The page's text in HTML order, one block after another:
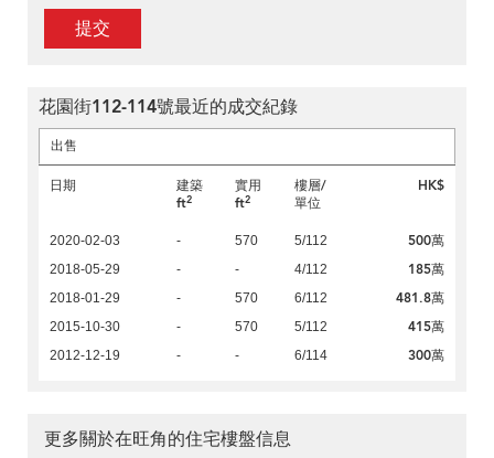
提交
花園街112-114號最近的成交紀錄
出售
日期
建築
ft2
實用
ft2
樓層/
單位
HK$
2020-02-03 - 570 5/112 500萬
2018-05-29 - - 4/112 185萬
2018-01-29 - 570 6/112 481.8萬
2015-10-30 - 570 5/112 415萬
2012-12-19 - - 6/114 300萬
更多關於在旺角的住宅樓盤信息